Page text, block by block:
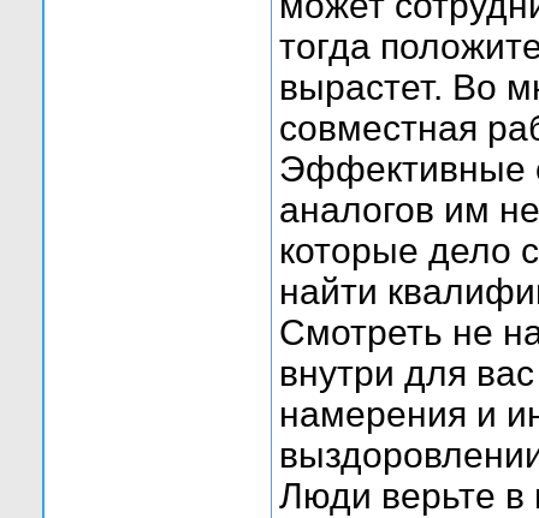
тогда
вырастет. Во
совместная
Эффективные
аналогов им
которые дело
найти
Смотреть не
внутри для
намерения и
Люди верьте в